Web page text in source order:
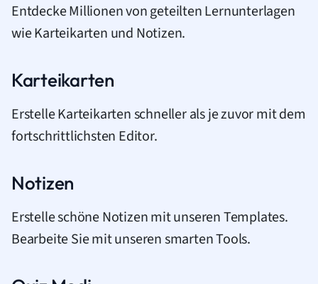
Entdecke Millionen von geteilten Lernunterlagen
wie Karteikarten und Notizen.
Karteikarten
Erstelle Karteikarten schneller als je zuvor mit dem
fortschrittlichsten Editor.
Notizen
Erstelle schöne Notizen mit unseren Templates.
Bearbeite Sie mit unseren smarten Tools.